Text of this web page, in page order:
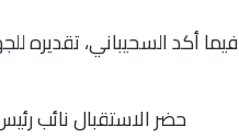
فيما أكد السحيباني، تقديره
حضر الاستقبال نائب